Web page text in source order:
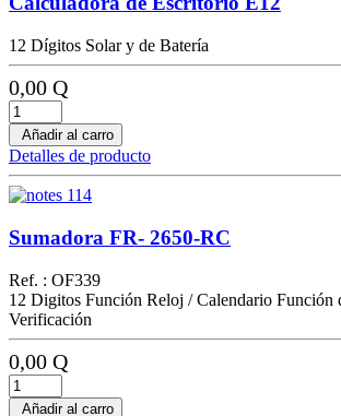
12 Dígitos Solar y de Batería
0,00 Q
Añadir al carro
Detalles de producto
Sumadora FR- 2650-RC
Ref. : OF339
12 Digitos Función Reloj / Calendario Función
Verificación
0,00 Q
Añadir al carro